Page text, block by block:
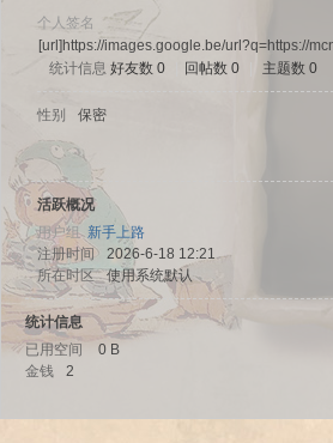
uz!
个人签名
[url]https://images.google.be/url?q=https://
统计信息 好友数 0 回帖数 0 主题数 0
性别 保密
活跃概况
用户组 新手上路
注册时间
2026-6-18 12:21
所在时区
使用系统默认
统计信息
已用空间
0 B
金钱
2